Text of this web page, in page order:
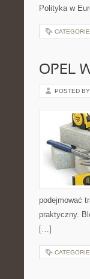
Polityka w
OPEL
POSTED
podejmować
praktyczny.
[…]